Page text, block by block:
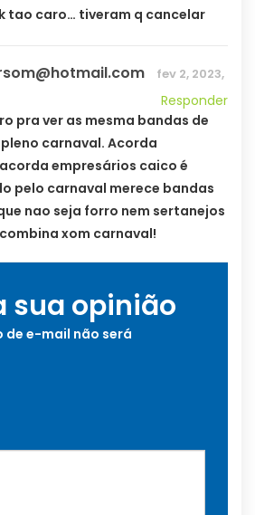
tao caro… tiveram q cancelar
fev 2, 2023,
Responder
pra ver as mesma bandas de
carnaval. Acorda
empresários caico é
pelo carnaval merece bandas
nao seja forro nem sertanejos
xom carnaval!
sua opinião
de e-mail não será